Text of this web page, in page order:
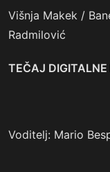
Višnja Makek /
Radmilović
TEČAJ DIGITALNE
Voditelj: Mario